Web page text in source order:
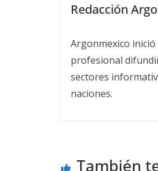
Redacción
Argonmexico
profesional
sectores
naciones.
También